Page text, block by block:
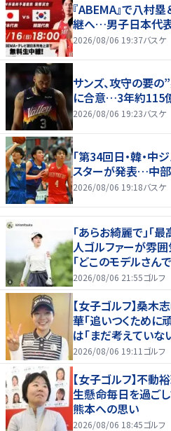
『ABEMA』で八村
継へ…男子日本代
2026/08/06 19:37バスケ
サンズ、攻守の要
に合意…3年約115
2026/08/06 19:23バスケ
「第34回日・韓・中
スターが発表…中
2026/08/06 19:18バスケ
「あらお綺麗で」「
人ゴルファーが雰
「どこのモデルさんで
2026/08/06 21:55ゴルフ
【女子ゴルフ】桑木
華「追いつくため
は「まだ考えていな
2026/08/06 19:11 ゴルフ
【女子ゴルフ】不動
生懸命毎日を過ご
熊本への思い
2026/08/06 18:45ゴルフ